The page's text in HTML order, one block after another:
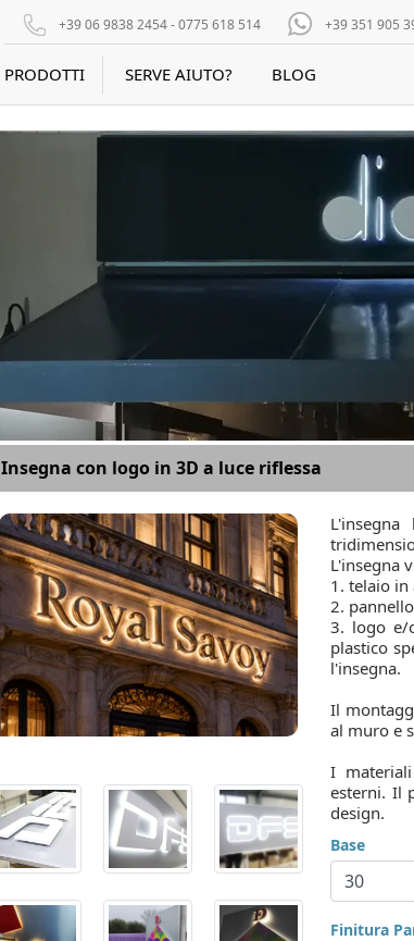
+39 06 9838 2454 - 0775 618 514 +39 351 905
PRODOTTI SERVE AIUTO? BLOG
Insegna con logo in 3D a luce riflessa
L'insegna
1. telaio in
2.
3. logo e/
plastico
l'insegna.
Il
al muro e
I
esterni. Il
design.
Base
Finitura